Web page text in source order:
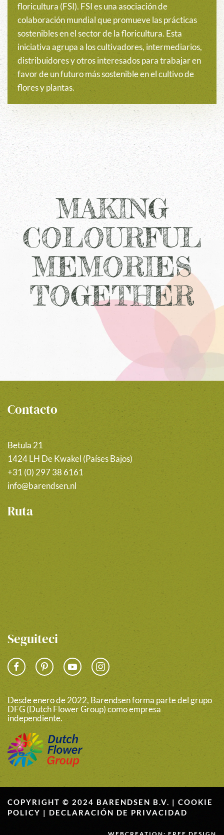
floricultura (FSI). FSI es una asociación de
colaboración mundial que promueve las prácticas
sostenibles en el sector de la floricultura. Esta
iniciativa agrupa a los cultivadores, intermediarios,
distribuidores y otros interesados para trabajar en
favor de un futuro más sostenible en el cultivo de
flores y plantas.
MAKING
COLOURFUL
MEMORIES
TOGETHER
Contacto
Betula 21
1424 LH De Kwakel (Países Bajos)
+31 (0) 297 38 6161
info@barendsen.nl
Ruta
Seguiteci
Desde enero de 2022, Barendsen forma parte del grupo
DFG (Dutch Flower Group) como empresa
independiente.
COPYRIGHT © 2024 BARENDSEN B.V. | COOKIE
POLICY | DECLARACIÓN DE PRIVACIDAD